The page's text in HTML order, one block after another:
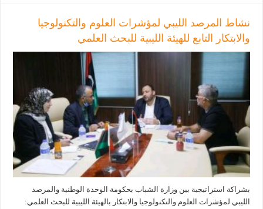
نشاط المرصد الليبي لمؤشرات العلوم والتكنولوجيا
والابتكار التابع للهيئة الليبية للبحث العلمي
بشراكة استراتيجية بين وزارة الشباب بحكومة الوحدة الوطنية والمرصد
الليبي لمؤشرات العلوم والتكنولوجيا والابتكار بالهيئة الليبية للبحث العلمي: